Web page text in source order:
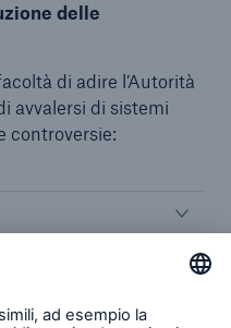
delle
di adire l’Autorità
avvalersi di sistemi
controversie: